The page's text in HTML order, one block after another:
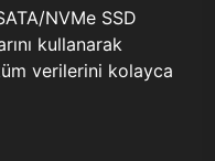
NVMe SSD
kullanarak
verilerini kolayca